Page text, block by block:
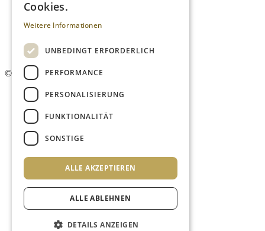
Impressum
Kontakt
AGB
Newsletter
© 2026. Alle Rechte vorbehalten.
Cookies.
Weitere Informationen
UNBEDINGT ERFORDERLICH
PERFORMANCE
PERSONALISIERUNG
FUNKTIONALITÄT
SONSTIGE
ALLE AKZEPTIEREN
ALLE ABLEHNEN
DETAILS ANZEIGEN